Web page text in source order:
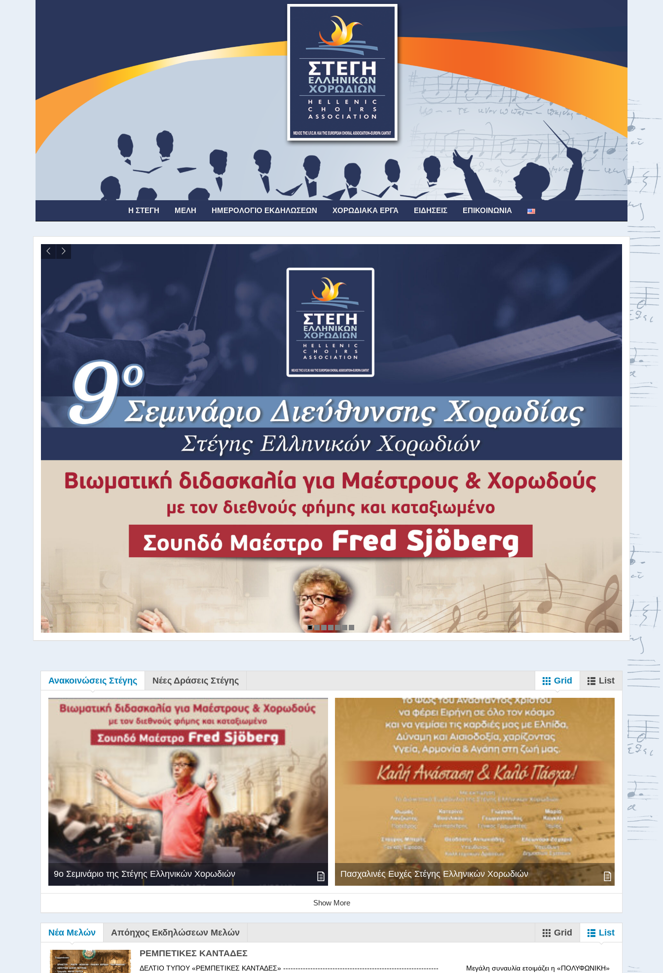
Η ΣΤΈΓΗ ΜΈΛΗ ΗΜΕΡΟΛΌΓΙΟ ΕΚΔΗΛΏΣΕΩΝ ΧΟΡΩΔΙΑΚΆ ΈΡΓΑ ΕΙΔΉΣΕΙΣ ΕΠΙΚΟΙΝΩΝΊΑ
Ανακοινώσεις Στέγης Νέες Δράσεις Στέγης Grid List
9ο Σεμινάριο της Στέγης Ελληνικών Χορωδιών Πασχαλινές Ευχές Στέγης Ελληνικών Χορωδιών
Show More
Νέα Μελών Απόηχος Εκδηλώσεων Μελών Grid List
ΡΕΜΠΕΤΙΚΕΣ ΚΑΝΤΑΔΕΣ
ΔΕΛΤΙΟ ΤΥΠΟΥ «ΡΕΜΠΕΤΙΚΕΣ ΚΑΝΤΑΔΕΣ» --------------------------------------------------------------- Μεγάλη συναυλία ετοιμάζει η «ΠΟΛΥΦΩΝΙΚΗ»